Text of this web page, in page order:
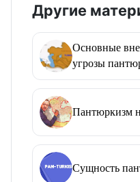
Другие
Основные
угрозы
Пантюркизм
Сущность